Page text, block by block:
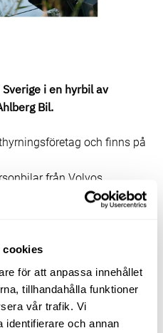
cookies
för att anpassa innehållet
tillhandahålla funktioner
vår trafik. Vi
identifierare och annan
i en hyrbil av
Bil.
och finns på
från Volvos
senaste inom
komfort och kvalité. Hos oss
om det gäller över en dag
i olika prisklasser och du
och lämna på en annan.